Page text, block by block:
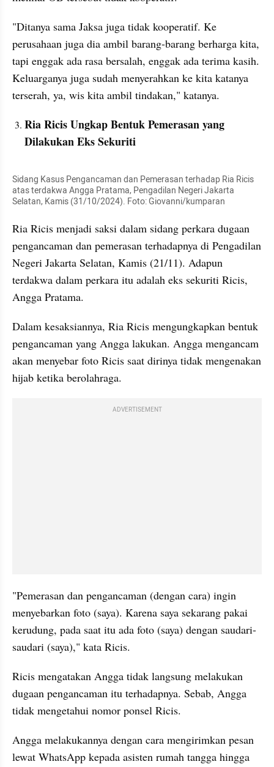
"Ditanya sama Jaksa juga tidak kooperatif. Ke
perusahaan juga dia ambil barang-barang berharga kita,
tapi enggak ada rasa bersalah, enggak ada terima kasih.
Keluarganya juga sudah menyerahkan ke kita katanya
terserah, ya, wis kita ambil tindakan," katanya.
Ria Ricis Ungkap Bentuk Pemerasan yang
Dilakukan Eks Sekuriti
Sidang Kasus Pengancaman dan Pemerasan terhadap Ria Ricis
atas terdakwa Angga Pratama, Pengadilan Negeri Jakarta
Selatan, Kamis (31/10/2024). Foto: Giovanni/kumparan
Ria Ricis menjadi saksi dalam sidang perkara dugaan
pengancaman dan pemerasan terhadapnya di Pengadilan
Negeri Jakarta Selatan, Kamis (21/11). Adapun
terdakwa dalam perkara itu adalah eks sekuriti Ricis,
Angga Pratama.
Dalam kesaksiannya, Ria Ricis mengungkapkan bentuk
pengancaman yang Angga lakukan. Angga mengancam
akan menyebar foto Ricis saat dirinya tidak mengenakan
hijab ketika berolahraga.
ADVERTISEMENT
"Pemerasan dan pengancaman (dengan cara) ingin
menyebarkan foto (saya). Karena saya sekarang pakai
kerudung, pada saat itu ada foto (saya) dengan saudari-
saudari (saya)," kata Ricis.
Ricis mengatakan Angga tidak langsung melakukan
dugaan pengancaman itu terhadapnya. Sebab, Angga
tidak mengetahui nomor ponsel Ricis.
Angga melakukannya dengan cara mengirimkan pesan
lewat WhatsApp kepada asisten rumah tangga hingga